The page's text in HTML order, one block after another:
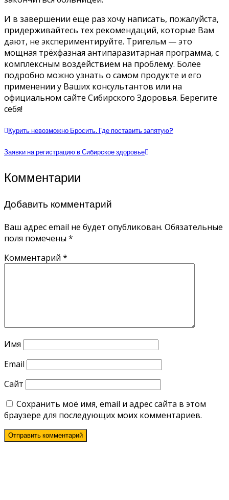
И в завершении еще раз хочу написать, пожалуйста,
придерживайтесь тех рекомендаций, которые Вам
дают, не экспериментируйте. Тригельм — это
мощная трёхфазная антипаразитарная программа, с
комплексным воздействием на проблему. Более
подробно можно узнать о самом продукте и его
применении у Ваших консультантов или на
официальном сайте Сибирского Здоровья. Берегите
себя!
Курить невозможно Бросить. Где поставить запятую?
Заявки на регистрацию в Сибирское здоровье
Комментарии
Добавить комментарий
Ваш адрес email не будет опубликован. Обязательные
поля помечены *
Комментарий *
Имя
Email
Сайт
Сохранить моё имя, email и адрес сайта в этом
браузере для последующих моих комментариев.